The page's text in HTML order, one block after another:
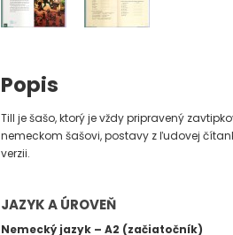
Popis
Till je šašo, ktorý je vždy pripravený
nemeckom šašovi, postavy z ľudovej
verzii.
JAZYK A ÚROVEŇ
Nemecký jazyk – A2 (začiatočník)